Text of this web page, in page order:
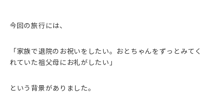
今回の旅行には、
「家族で退院のお祝いをしたい。おとちゃんをずっとみてく
れていた祖父母にお礼がしたい」
という背景がありました。